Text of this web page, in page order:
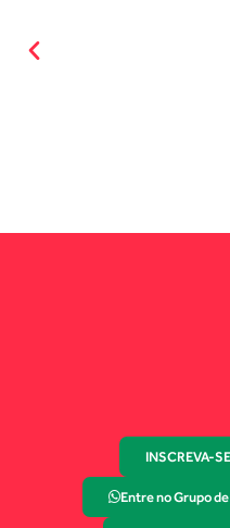
INSCREVA-
Entre no Grupo